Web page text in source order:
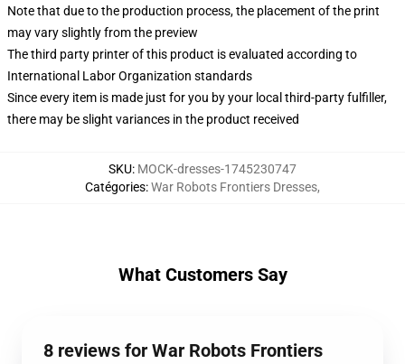
Note that due to the production process, the placement of the print
may vary slightly from the preview
The third party printer of this product is evaluated according to
International Labor Organization standards
Since every item is made just for you by your local third-party fulfiller,
there may be slight variances in the product received
SKU: MOCK-dresses-1745230747
Catégories:War Robots Frontiers Dresses,
What Customers Say
8 reviews for War Robots Frontiers